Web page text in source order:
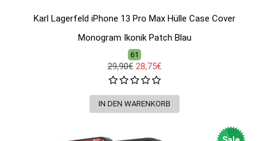
Karl Lagerfeld iPhone 13 Pro Max Hülle Case Cover
Monogram Ikonik Patch Blau
61
29,90€ 28,75€